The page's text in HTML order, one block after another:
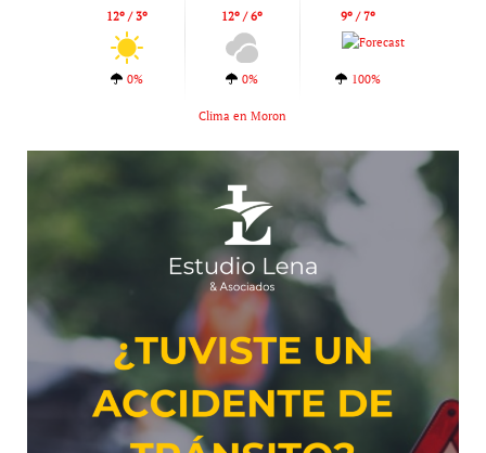
12º / 3º
0%
12º / 6º
0%
9º / 7º
100%
Clima en Moron